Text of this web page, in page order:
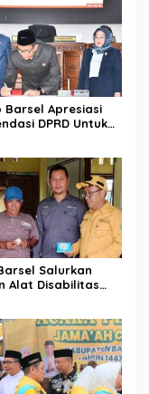
Barsel Apresiasi
DPRD Untuk
Salurkan
Alat Disabilitas